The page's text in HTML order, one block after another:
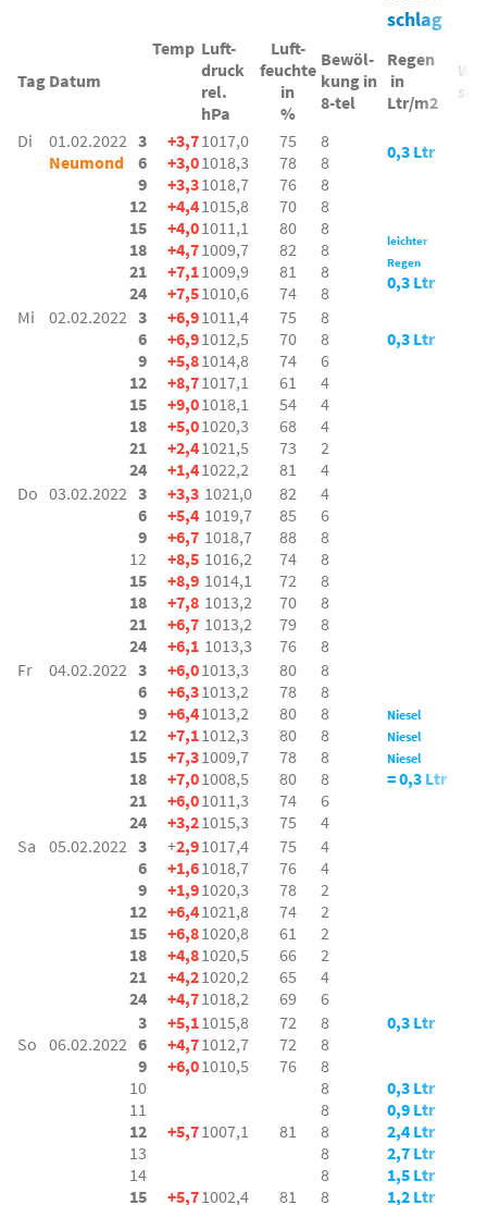
schlag
Tag Datum
Temp Luft-
druck
rel.
hPa
Luft-
feuchte
in
%
Bewöl-
kung in
8-tel
Regen
in
Ltr/m2
Di
01.02.2022
Neumond
3
6
9
12
15
18
21
24
+3,7
+3,0
+3,3
+4,4
+4,0
+4,7
+7,1
+7,5
1017,0
1018,3
1018,7
1015,8
1011,1
1009,7
1009,9
1010,6
75
78
76
70
80
82
81
74
8
8
8
8
8
8
8
8
0,3 Ltr
leichter
Regen
0,3 Ltr
Mi
02.02.2022 3
6
9
12
15
18
21
24
+6,9
+6,9
+5,8
+8,7
+9,0
+5,0
+2,4
+1,4
1011,4
1012,5
1014,8
1017,1
1018,1
1020,3
1021,5
1022,2
75
70
74
61
54
68
73
81
8
8
6
4
4
4
2
4
0,3 Ltr
Do 03.02.2022 3
6
9
12
15
18
21
24
+3,3
+5,4
+6,7
+8,5
+8,9
+7,8
+6,7
+6,1
1021,0
1019,7
1018,7
1016,2
1014,1
1013,2
1013,2
1013,3
82
85
88
74
72
70
79
76
4
6
8
8
8
8
8
8
Fr
04.02.2022 3
6
9
12
15
18
21
24
+6,0
+6,3
+6,4
+7,1
+7,3
+7,0
+6,0
+3,2
1013,3
1013,2
1013,2
1012,3
1009,7
1008,5
1011,3
1015,3
80
78
80
80
78
80
74
75
8
8
8
8
8
8
6
4
Niesel
Niesel
Niesel
= 0,3 Ltr
Sa 05.02.2022 3
6
9
12
15
18
21
24
+2,9
+1,6
+1,9
+6,4
+6,8
+4,8
+4,2
+4,7
1017,4
1018,7
1020,3
1021,8
1020,8
1020,5
1020,2
1018,2
75
76
78
74
61
66
65
69
4
4
2
2
2
2
4
6
So 06.02.2022
3
6
9
10
11
12
13
14
15
+5,1
+4,7
+6,0
+5,7
+5,7
1015,8
1012,7
1010,5
1007,1
1002,4
72
72
76
81
81
8
8
8
8
8
8
8
8
8
0,3 Ltr
0,3 Ltr
0,9 Ltr
2,4 Ltr
2,7 Ltr
1,5 Ltr
1,2 Ltr